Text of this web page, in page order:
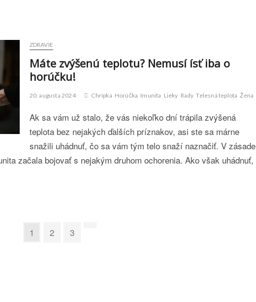
ZDRAVIE
Máte zvýšenú teplotu? Nemusí ísť iba o
horúčku!
20. augusta 2024 Chrípka Horúčka Imunita Lieky Rady Telesná teplota Žena
Ak sa vám už stalo, že vás niekoľko dní trápila zvýšená
teplota bez nejakých ďalších príznakov, asi ste sa márne
snažili uhádnuť, čo sa vám tým telo snaží naznačiť. V zásade
začala bojovať s nejakým druhom ochorenia. Ako však uhádnuť,
Page
1 Page
2 Page
3